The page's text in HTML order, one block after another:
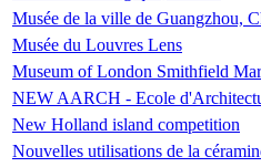
Musée de la ville de Guangzhou,
Musée du Louvres Lens
Museum of London Smithfield
NEW AARCH - Ecole
New Holland island competition
Nouvelles utilisations de la